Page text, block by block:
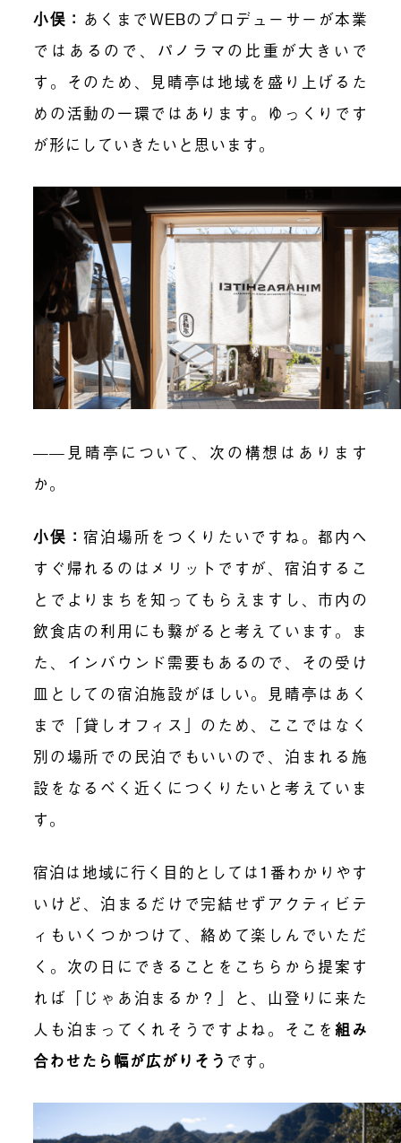
小俣： あくまでWEBのプロデューサーが本業
ではあるので、パノラマの比重が大きいで
す。そのため、見晴亭は地域を盛り上げるた
めの活動の一環ではあります。ゆっくりです
が形にしていきたいと思います。
——見晴亭について、次の構想はあります
か。
小俣：宿泊場所をつくりたいですね。都内へ
すぐ帰れるのはメリットですが、宿泊するこ
とでよりまちを知ってもらえますし、市内の
飲食店の利用にも繋がると考えています。ま
た、インバウンド需要もあるので、その受け
皿としての宿泊施設がほしい。見晴亭はあく
まで「貸しオフィス」のため、ここではなく
別の場所での民泊でもいいので、泊まれる施
設をなるべく近くにつくりたいと考えていま
す。
宿泊は地域に行く目的としては1番わかりやす
いけど、泊まるだけで完結せずアクティビテ
ィもいくつかつけて、絡めて楽しんでいただ
く。次の日にできることをこちらから提案す
れば「じゃあ泊まるか？」と、山登りに来た
人も泊まってくれそうですよね。そこを 組み
合わせたら幅が広がりそう です。